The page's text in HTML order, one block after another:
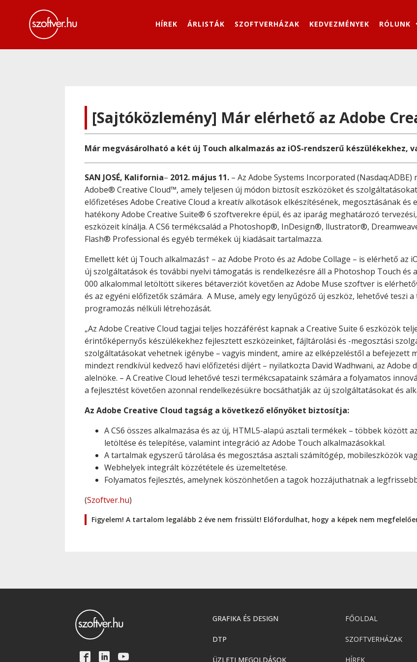
HÍREK ÁRLISTÁK SZOFTVERHÁZAK KEDVEZMÉNYEK RÓLUNK
[Sajtóközlemény] Már elérhető az Adobe
Már megvásárolható a két új Touch alkalmazás az iOS-rendszerű készülékekhez,
SAN JOSÉ, Kalifornia– 2012. május 11. – Az Adobe Systems Incorporated
Adobe® Creative Cloud™, amely teljesen új módon biztosít eszközöket és
előfizetéses Adobe Creative Cloud a kreatív alkotások elkészítésének, megosztásának
hatékony Adobe Creative Suite® 6 szoftverekre épül, és az iparág meghatározó
eszközeit kínálja. A CS6 termékcsalád a Photoshop®, InDesign®, llustrator®,
Flash® Professional és egyéb termékek új kiadásait tartalmazza.
Emellett két új Touch alkalmazás† – az Adobe Proto és az Adobe Collage – is elérhető
új szolgáltatások és további nyelvi támogatás is rendelkezésre áll a Photoshop Touch és
000 alkalommal letöltött sikeres bétaverziót követően az Adobe Muse szoftver is
és az egyéni előfizetők számára. A Muse, amely egy lenyűgöző új eszköz, lehetővé teszi
programozás nélküli létrehozását.
„Az Adobe Creative Cloud tagjai teljes hozzáférést kapnak a Creative Suite 6 eszközök
érintőképernyős készülékekhez fejlesztett eszközeinket, fájltárolási és -megosztási
szolgáltatásokat vehetnek igénybe – vagyis mindent, amire az elképzeléstől a befejezett
mindezt rendkívül kedvező havi előfizetési díjért – nyilatkozta David Wadhwani, az
alelnöke. – A Creative Cloud lehetővé teszi termékcsapataink számára a folyamatos
a fejlesztést követően azonnal rendelkezésükre bocsáthatják az új szolgáltatásokat és
Az Adobe Creative Cloud tagság a következő előnyöket biztosítja:
A CS6 összes alkalmazása és az új, HTML5-alapú asztali termékek – többek között
letöltése és telepítése, valamint integráció az Adobe Touch alkalmazásokkal.
A tartalmak egyszerű tárolása és megosztása asztali számítógép, mobileszközök
Webhelyek integrált közzététele és üzemeltetése.
Folyamatos fejlesztés, amelynek köszönhetően a tagok hozzájuthatnak a
(Szoftver.hu)
Figyelem! A tartalom legalább 2 éve nem frissült! Előfordulhat, hogy a képek nem
GRAFIKA ÉS DESIGN
DTP
ÜZLETI MEGOLDÁSOK
FŐOLDAL
SZOFTVERHÁZAK
HÍREK